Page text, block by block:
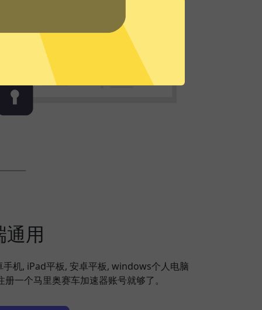
通用
机, iPad平板, 安卓平板, windows个人电脑
一个马里奥赛车加速器账号就够了。